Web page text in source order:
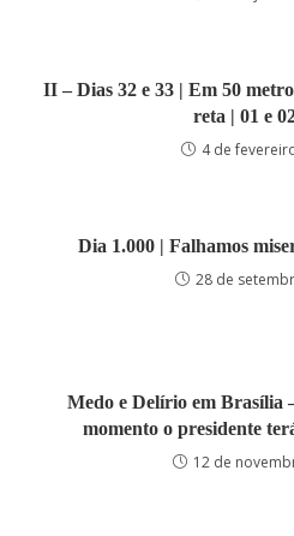
II – Dias 32 e 33 | Em 50
reta | 01 e
4 de
Dia 1.000 | Falhamos
28 de
Medo e Delírio em Brasília
momento o presidente
12 de